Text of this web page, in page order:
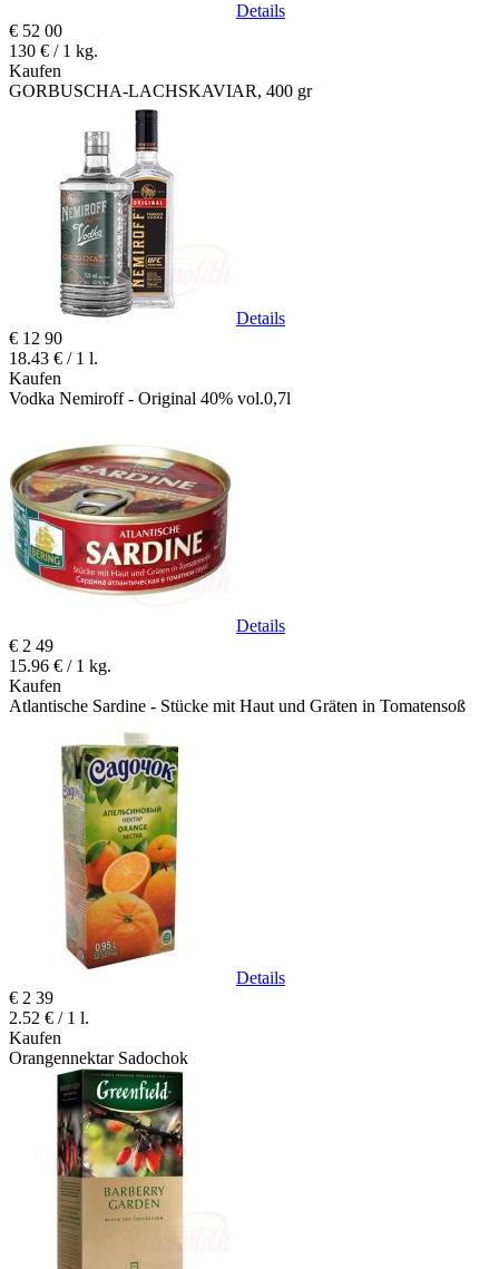
Details
€ 52 00
130 € / 1 kg.
Kaufen
GORBUSCHA-LACHSKAVIAR, 400 gr
Details
€ 12 90
18.43 € / 1 l.
Kaufen
Vodka Nemiroff - Original 40% vol.0,7l
Details
€ 2 49
15.96 € / 1 kg.
Kaufen
Atlantische Sardine - Stücke mit Haut und Gräten in Tomatensoß
Details
€ 2 39
2.52 € / 1 l.
Kaufen
Orangennektar Sadochok